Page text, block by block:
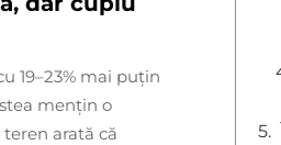
19–23% mai puțin
mențin o
arată că